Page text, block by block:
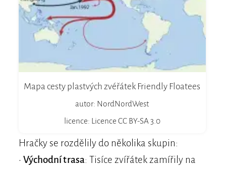
Mapa cesty plastvých zvéřátek Friendly Floatees
autor: NordNordWest
licence: Licence CC BY-SA 3.0
Hračky se rozdělily do několika skupin:
• Východní trasa: Tisíce zvířátek zamířily na